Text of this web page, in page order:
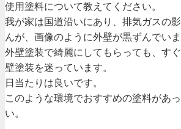
使用塗料について教えてください。
我が家は国道沿いにあり、排気ガスの
んが、画像のように外壁が黒ずんでいま
外壁塗装で綺麗にしてもらっても、す
壁塗装を迷っています。
日当たりは良いです。
このような環境でおすすめの塗料があ
い。